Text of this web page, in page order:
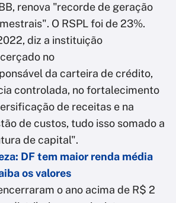
renova "recorde de geração
O RSPL foi de 23%.
diz a instituição
no
da carteira de crédito,
controlada, no fortalecimento
de receitas e na
de custos, tudo isso somado a
de capital".
DF tem maior renda média
os valores
o ano acima de R$ 2